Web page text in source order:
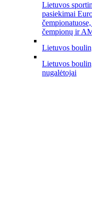
Lietuvos
pasiekimai
čempionų ir
Lietuvos
Lietuvos
nugalėtojai